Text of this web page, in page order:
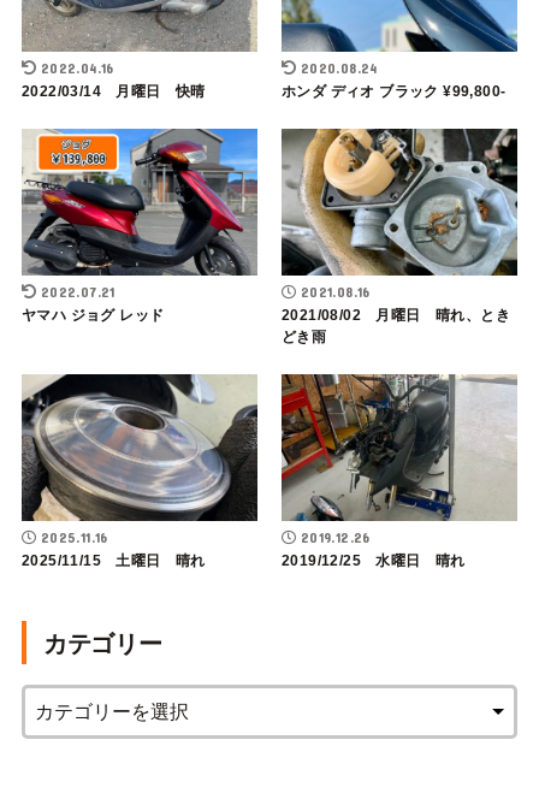
2022.04.16
2022/03/14 月曜日 快晴
2020.08.24
ホンダ ディオ ブラック ¥99,800-
2022.07.21
ヤマハ ジョグ レッド
2021.08.16
2021/08/02 月曜日 晴れ、とき
どき雨
2025.11.16
2025/11/15 土曜日 晴れ
2019.12.26
2019/12/25 水曜日 晴れ
カテゴリー